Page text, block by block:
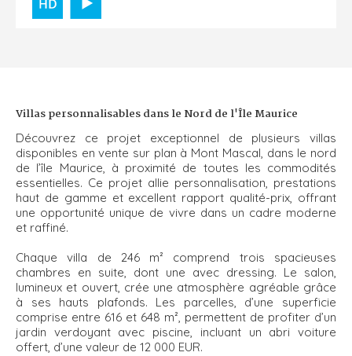
Villas personnalisables dans le Nord de l'Île Maurice
Découvrez ce projet exceptionnel de plusieurs villas
disponibles en vente sur plan à Mont Mascal, dans le nord
de l’île Maurice, à proximité de toutes les commodités
essentielles. Ce projet allie personnalisation, prestations
haut de gamme et excellent rapport qualité-prix, offrant
une opportunité unique de vivre dans un cadre moderne
et raffiné.
Chaque villa de 246 m² comprend trois spacieuses
chambres en suite, dont une avec dressing. Le salon,
lumineux et ouvert, crée une atmosphère agréable grâce
à ses hauts plafonds. Les parcelles, d’une superficie
comprise entre 616 et 648 m², permettent de profiter d’un
jardin verdoyant avec piscine, incluant un abri voiture
offert, d’une valeur de 12 000 EUR.